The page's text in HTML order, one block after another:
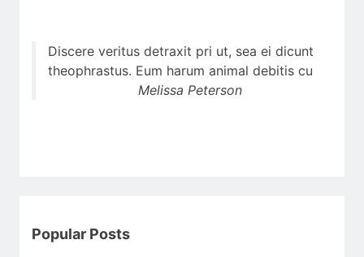
Discere veritus detraxit pri ut, sea ei dicunt
theophrastus. Eum harum animal debitis cu
Melissa Peterson
Popular Posts